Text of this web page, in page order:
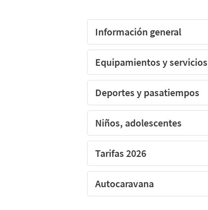
Información general
Equipamientos y servicios
Deportes y pasatiempos
Niños, adolescentes
Tarifas 2026
Autocaravana